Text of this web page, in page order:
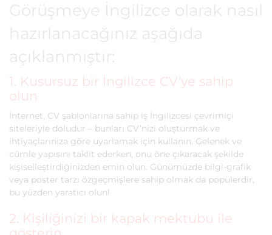
Görüşmeye İngilizce olarak nasıl
hazırlanacağınız aşağıda
açıklanmıştır:
1. Kusursuz bir İngilizce CV’ye sahip
olun
İnternet, CV şablonlarına sahip iş İngilizcesi çevrimiçi
siteleriyle doludur – bunları CV’nizi oluşturmak ve
ihtiyaçlarınıza göre uyarlamak için kullanın. Gelenek ve
cümle yapısını taklit ederken, onu öne çıkaracak şekilde
kişiselleştirdiğinizden emin olun. Günümüzde bilgi-grafik
veya poster tarzı özgeçmişlere sahip olmak da popülerdir,
bu yüzden yaratıcı olun!
2. Kişiliğinizi bir kapak mektubu ile